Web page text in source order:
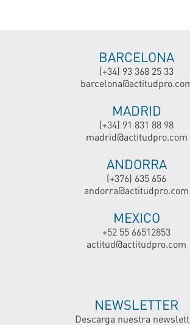
BARCELONA
(+34) 93 368 25 33
MADRID
(+34) 91 831 88 98
madrid@actitudpro.com
ANDORRA
(+376) 635 656
andorra@actitudpro.com
MEXICO
+52 55 66512853
actitud@actitudpro.com
NEWSLETTER
Descarga nuestra